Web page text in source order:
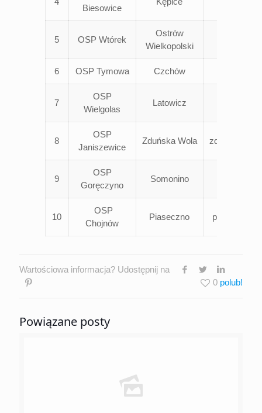
Biesowice
5 OSP Wtórek
Ostrów
Wielkopolski
6 OSP Tymowa Czchów
7
OSP
Wielgolas
Latowicz
8
OSP
Janiszewice
Zduńska Wola
9
OSP
Goręczyno
Somonino
10
OSP
Chojnów
Piaseczno
Wartościowa informacja? Udostępnij na
0
Powiązane posty